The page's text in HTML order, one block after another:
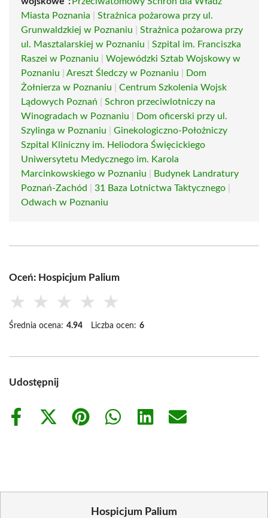
Miasta Poznania
Strażnica pożarowa przy ul.
Grunwaldzkiej w Poznaniu
Strażnica pożarowa przy
ul. Masztalarskiej w Poznaniu
Szpital im. Franciszka
Raszei w Poznaniu
Wojewódzki Sztab Wojskowy w
Poznaniu
Areszt Śledczy w Poznaniu
Dom
Żołnierza w Poznaniu
Centrum Szkolenia Wojsk
Lądowych Poznań
Schron przeciwlotniczy na
Winogradach w Poznaniu
Dom oficerski przy ul.
Szylinga w Poznaniu
Ginekologiczno-Położniczy
Szpital Kliniczny im. Heliodora Święcickiego
Uniwersytetu Medycznego im. Karola
Marcinkowskiego w Poznaniu
Budynek Landratury
Poznań-Zachód
31 Baza Lotnictwa Taktycznego
Odwach w Poznaniu
Oceń: Hospicjum Palium
★ ★ ★ ★ ★
Średnia ocena: 4.94 Liczba ocen: 6
Udostępnij
Share
Share
Share
Share
Share
Share
Hospicjum Palium